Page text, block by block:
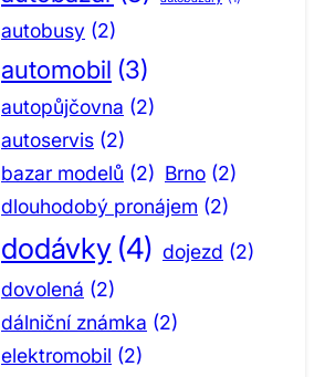
autobusy (2)
automobil (3)
autopůjčovna (2)
autoservis (2)
bazar modelů (2) Brno (2)
dlouhodobý pronájem (2)
dodávky (4) dojezd (2)
dovolená (2)
dálniční známka (2)
elektromobil (2)